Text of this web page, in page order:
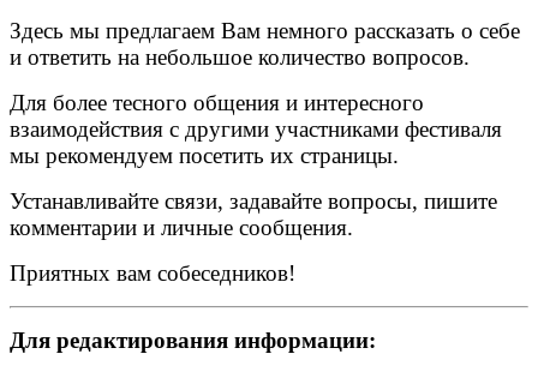
Здесь мы предлагаем Вам немного рассказать о себе
и ответить на небольшое количество вопросов.
Для более тесного общения и интересного
взаимодействия с другими участниками фестиваля
мы рекомендуем посетить их страницы.
Устанавливайте связи, задавайте вопросы, пишите
комментарии и личные сообщения.
Приятных вам собеседников!
Для редактирования информации: